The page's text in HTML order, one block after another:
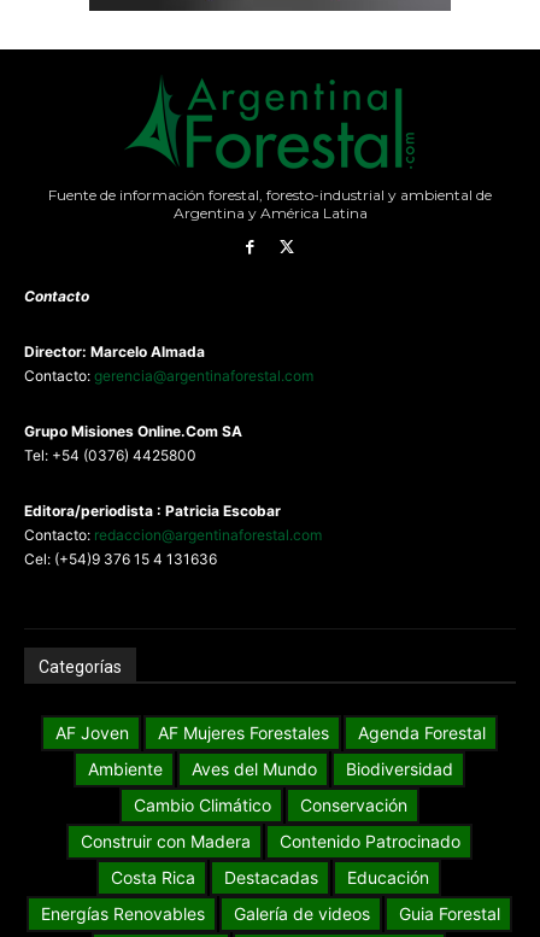
Fuente de información forestal, foresto-industrial y ambiental de
Argentina y América Latina
Contacto
Director: Marcelo Almada
Contacto: gerencia@argentinaforestal.com
Grupo Misiones Online.Com SA
Tel: +54 (0376) 4425800
Editora/periodista : Patricia Escobar
Contacto: redaccion@argentinaforestal.com
Cel: (+54)9 376 15 4 131636
Categorías
AF Joven AF Mujeres Forestales
Agenda Forestal
Ambiente
Aves del Mundo
Biodiversidad
Cambio Climático
Conservación
Construir con Madera
Contenido Patrocinado
Costa Rica
Destacadas
Educación
Energías Renovables
Galería de videos
Guia Forestal